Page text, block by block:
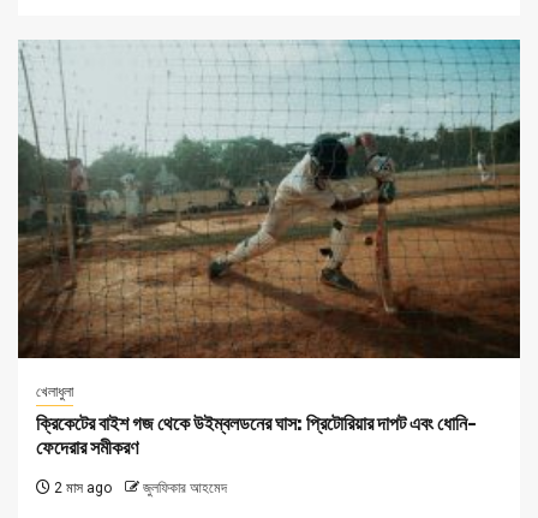
খেলাধুলা
ক্রিকেটের বাইশ গজ থেকে উইম্বলডনের ঘাস: প্রিটোরিয়ার দাপট এবং ধোনি-
ফেদেরার সমীকরণ
2 মাস ago জুলফিকার আহমেদ